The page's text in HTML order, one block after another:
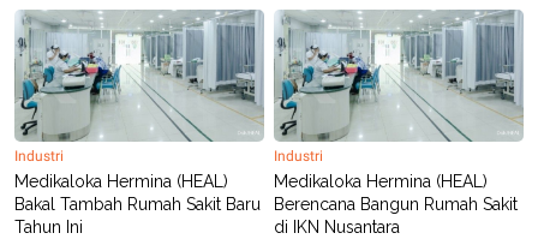
I
S
I
N
G
K
G
M
E
D
I
Industri
Medikaloka Hermina (HEAL)
Bakal Tambah Rumah Sakit Baru
Tahun Ini
Industri
Medikaloka Hermina (HEAL)
Berencana Bangun Rumah Sakit
di IKN Nusantara